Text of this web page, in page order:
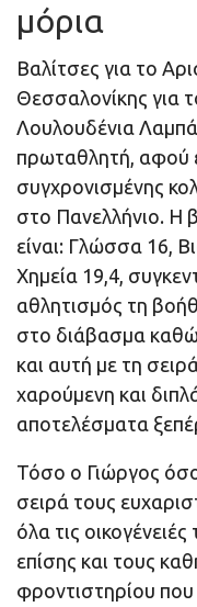
μόρια
Βαλίτσες για το
Θεσσαλονίκης για
Λουλουδένια
πρωταθλητή, αφού
συγχρονισμένης
στο Πανελλήνιο. Η
είναι: Γλώσσα 16,
Χημεία 19,4,
αθλητισμός τη
στο διάβασμα
και αυτή με τη
χαρούμενη και
αποτελέσματα
Τόσο ο Γιώργος
σειρά τους
όλα τις
επίσης και τους
φροντιστηρίου